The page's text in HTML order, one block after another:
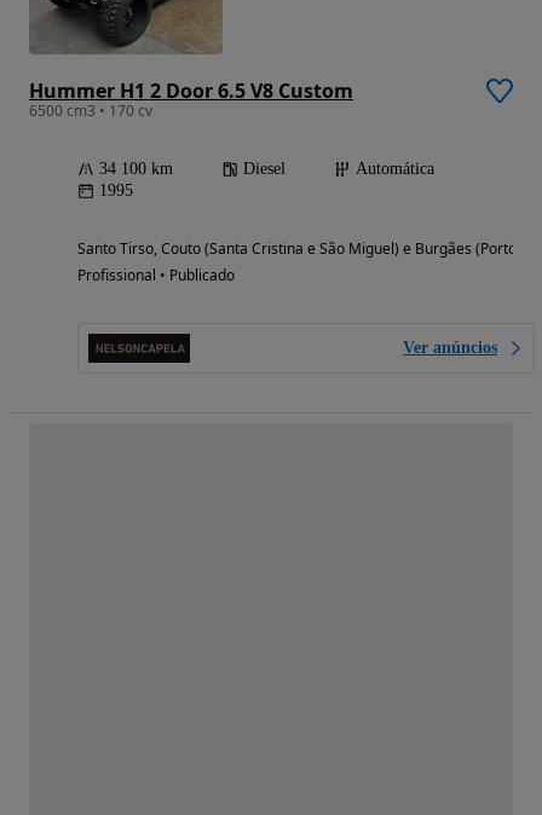
Hummer H1 2 Door 6.5 V8 Custom
6500 cm3 • 170 cv
34 100 km Diesel
Automática
1995
Santo Tirso, Couto (Santa Cristina e São Miguel) e Burgães (Porto)
Profissional • Publicado
Ver anúncios